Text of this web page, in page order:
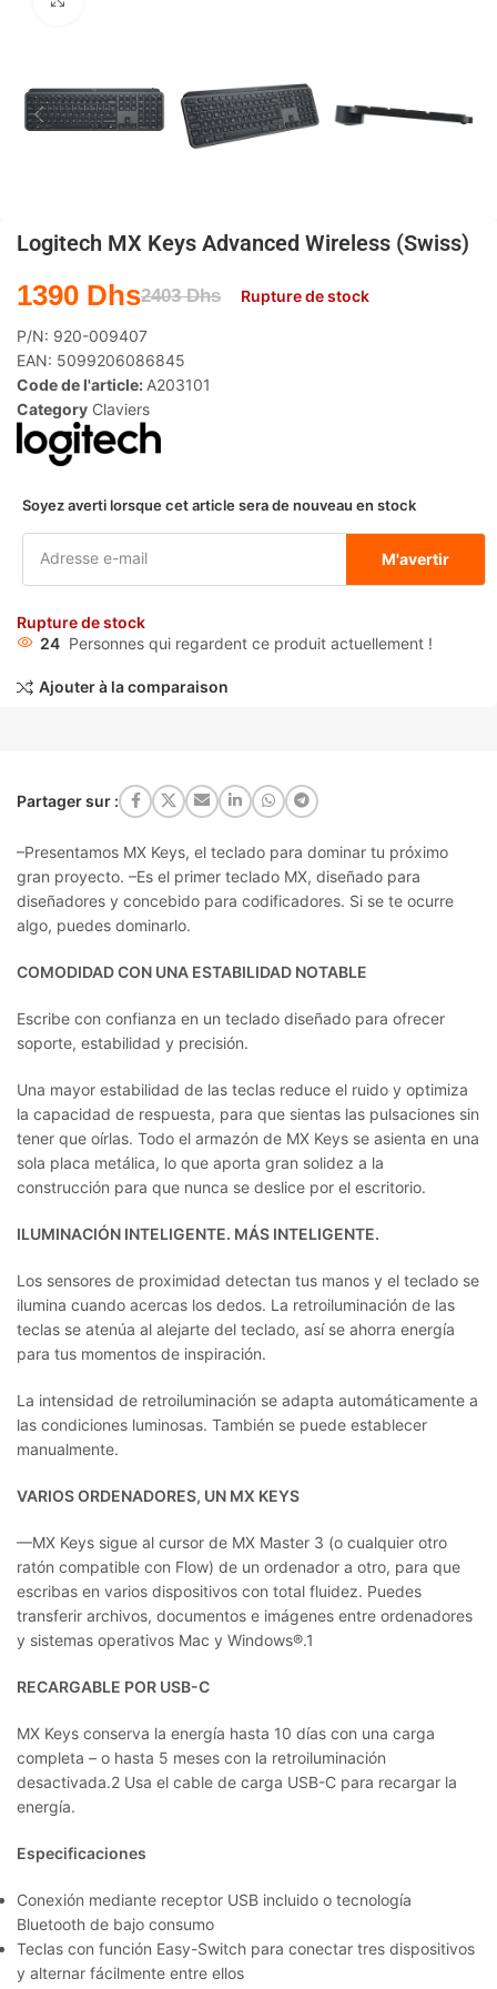
Logitech MX Keys Advanced Wireless (Swiss)
2403Dhs
1390 Dhs Rupture de stock
P/N: 920-009407
EAN: 5099206086845
Code de l'article: A203101
Category Claviers
Soyez averti lorsque cet article sera de nouveau en stock
M'avertir
Rupture de stock
24 Personnes qui regardent ce produit actuellement !
Ajouter à la comparaison
Partager sur :
–Presentamos MX Keys, el teclado para dominar tu próximo
gran proyecto. –Es el primer teclado MX, diseñado para
diseñadores y concebido para codificadores. Si se te ocurre
algo, puedes dominarlo.
COMODIDAD CON UNA ESTABILIDAD NOTABLE
Escribe con confianza en un teclado diseñado para ofrecer
soporte, estabilidad y precisión.
Una mayor estabilidad de las teclas reduce el ruido y optimiza
la capacidad de respuesta, para que sientas las pulsaciones sin
tener que oírlas. Todo el armazón de MX Keys se asienta en una
sola placa metálica, lo que aporta gran solidez a la
construcción para que nunca se deslice por el escritorio.
ILUMINACIÓN INTELIGENTE. MÁS INTELIGENTE.
Los sensores de proximidad detectan tus manos y el teclado se
ilumina cuando acercas los dedos. La retroiluminación de las
teclas se atenúa al alejarte del teclado, así se ahorra energía
para tus momentos de inspiración.
La intensidad de retroiluminación se adapta automáticamente a
las condiciones luminosas. También se puede establecer
manualmente.
VARIOS ORDENADORES, UN MX KEYS
––MX Keys sigue al cursor de MX Master 3 (o cualquier otro
ratón compatible con Flow) de un ordenador a otro, para que
escribas en varios dispositivos con total fluidez. Puedes
transferir archivos, documentos e imágenes entre ordenadores
y sistemas operativos Mac y Windows®.1
RECARGABLE POR USB-C
MX Keys conserva la energía hasta 10 días con una carga
completa – o hasta 5 meses con la retroiluminación
desactivada.2 Usa el cable de carga USB-C para recargar la
energía.
Especificaciones
Conexión mediante receptor USB incluido o tecnología
Bluetooth de bajo consumo
Teclas con función Easy-Switch para conectar tres dispositivos
y alternar fácilmente entre ellos